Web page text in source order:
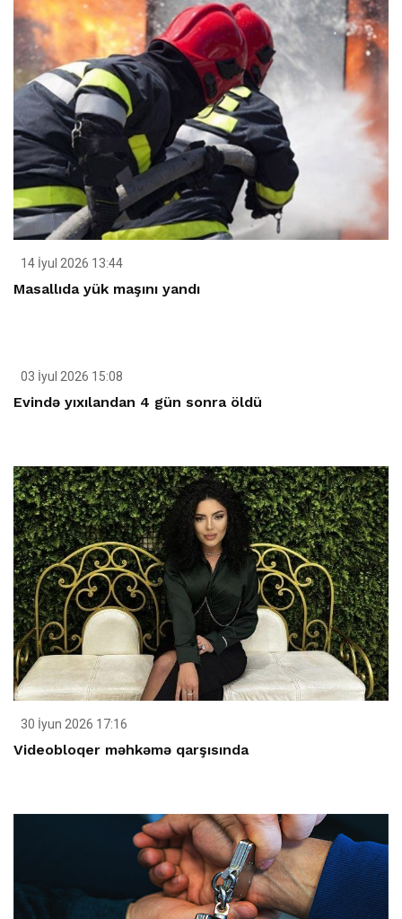
14 İyul 2026 13:44
Masallıda yük maşını yandı
03 İyul 2026 15:08
Evində yıxılandan 4 gün sonra öldü
30 İyun 2026 17:16
Videobloqer məhkəmə qarşısında